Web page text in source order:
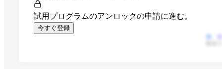
試用プログラムのアンロックの申請に進む。
今すぐ登録